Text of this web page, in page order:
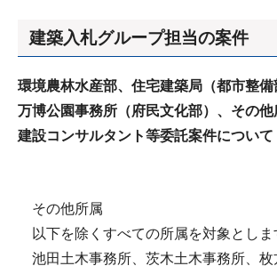
建築入札グループ担当の案件
環境農林水産部、住宅建築局（都市整備
万博公園事務所（府民文化部）、その
建設コンサルタント等委託案件について
その他所属
以下を除くすべての所属を対象としま
池田土木事務所、茨木土木事務所、枚